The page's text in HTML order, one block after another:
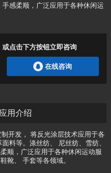
感柔顺，广泛应用于各种休闲运
或点击下方按钮立即咨询
在线咨询
用介绍
开发， 将反光涂层技术应用于各
料等。涤丝纺、 尼丝纺、雪纺、
顺，广泛应用于各种休闲运动服
靴、 手套等各领域。